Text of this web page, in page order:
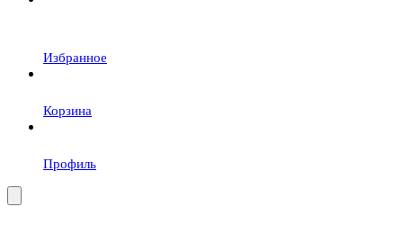
Избранное
Корзина
Профиль